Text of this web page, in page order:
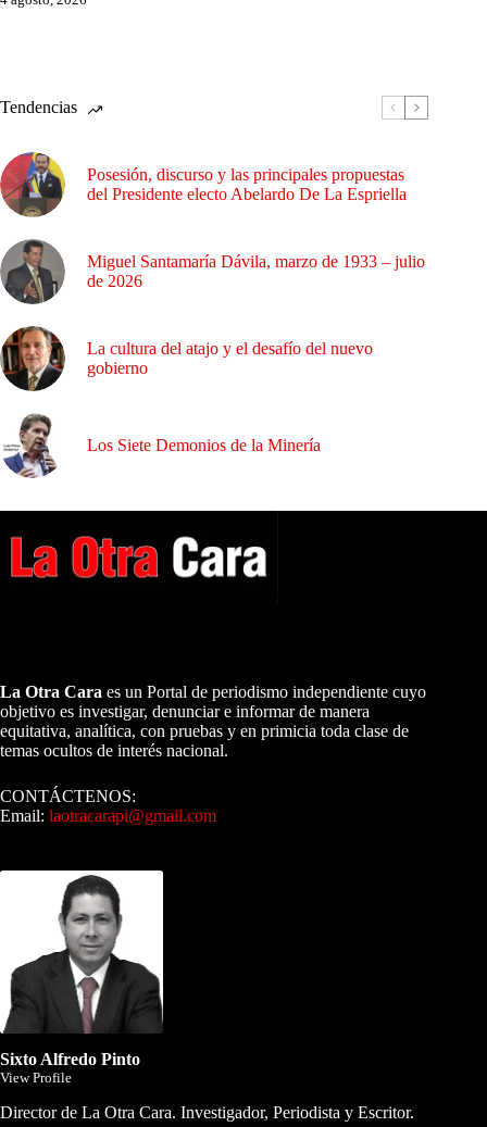
Tendencias
Posesión, discurso y las principales propuestas
del Presidente electo Abelardo De La Espriella
Miguel Santamaría Dávila, marzo de 1933 – julio
de 2026
La cultura del atajo y el desafío del nuevo
gobierno
Los Siete Demonios de la Minería
La Otra Cara es un Portal de periodismo independiente cuyo
objetivo es investigar, denunciar e informar de manera
equitativa, analítica, con pruebas y en primicia toda clase de
temas ocultos de interés nacional.
CONTÁCTENOS:
Email: laotracarapi@gmail.com
Sixto Alfredo Pinto
View Profile
Director de La Otra Cara. Investigador, Periodista y Escritor.